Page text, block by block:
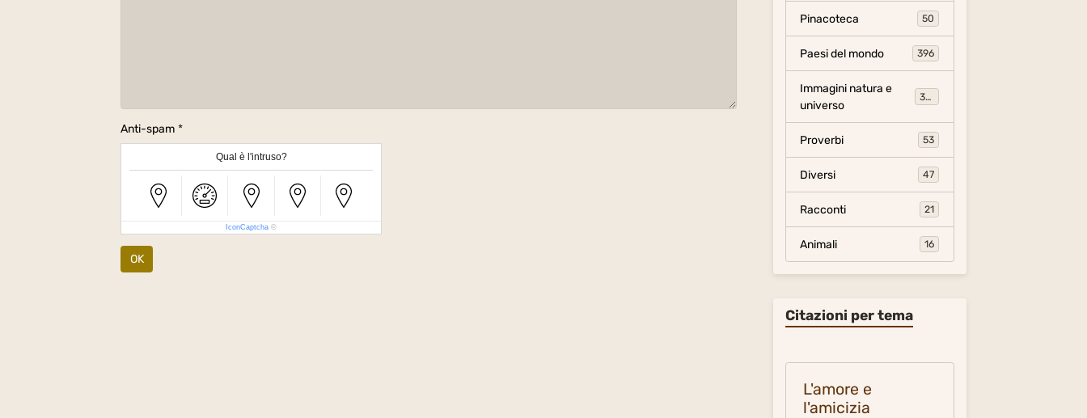
Anti-spam
Qual è l'intruso?
IconCaptcha ©
OK
Pinacoteca 50
Paesi del mondo 396
Immagini natura e
universo
306
Proverbi 53
Diversi 47
Racconti 21
Animali 16
Citazioni per tema
L'amore e
l'amicizia